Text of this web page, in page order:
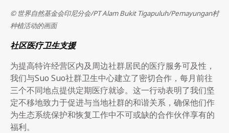
© 世界自然基金会印尼分会/PT Alam Bukit Tigapuluh/Pemayungan村
种植活动的画面
社区医疗卫生支援
为提高特许经营区内及周边社群居民的医疗服务可及性，
我们与Suo Suo社群卫生中心建立了密切合作，每月前往
三个不同地点提供定期医疗就诊。这一行动表明了我们坚
定不移地致力于促进与当地社群的和谐关系，确保他们作
为生态系统保护和恢复工作中不可或缺的合作伙伴享有的
福利。